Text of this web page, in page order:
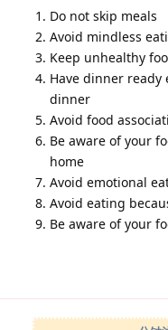
Do not skip meals
Avoid mindless
Keep unhealthy
Have dinner
dinner
Avoid food
Be aware of your
home
Avoid emotional
Avoid eating
Be aware of your